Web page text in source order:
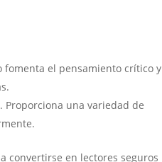
fomenta el pensamiento crítico y
una variedad de
convertirse en lectores seguros